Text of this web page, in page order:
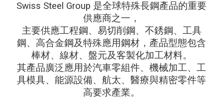
Swiss Steel Group 是全球特殊長鋼產品的重要
供應商之一，
主要供應工程鋼、易切削鋼、不銹鋼、工具
鋼、高合金鋼及特殊應用鋼材，產品型態包含
棒材、線材、盤元及客製化加工材料。
其產品廣泛應用於汽車零組件、機械加工、工
具模具、能源設備、航太、醫療與精密零件等
高要求產業。